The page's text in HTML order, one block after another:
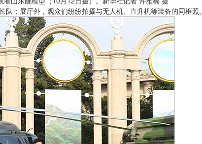
；展厅外，观众们纷纷拍摄与无人机、直升机等装备的同框照。